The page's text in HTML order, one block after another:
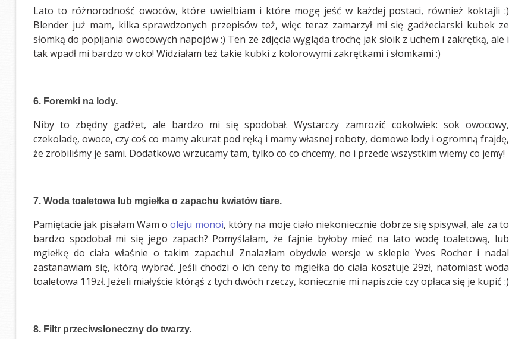
Lato to różnorodność owoców, które uwielbiam i które mogę jeść w każdej postaci, również koktajli :)
Blender już mam, kilka sprawdzonych przepisów też, więc teraz zamarzył mi się gadżeciarski kubek ze
słomką do popijania owocowych napojów :) Ten ze zdjęcia wygląda trochę jak słoik z uchem i zakrętką, ale i
tak wpadł mi bardzo w oko! Widziałam też takie kubki z kolorowymi zakrętkami i słomkami :)
6. Foremki na lody.
Niby to zbędny gadżet, ale bardzo mi się spodobał. Wystarczy zamrozić cokolwiek: sok owocowy,
czekoladę, owoce, czy coś co mamy akurat pod ręką i mamy własnej roboty, domowe lody i ogromną frajdę,
że zrobiliśmy je sami. Dodatkowo wrzucamy tam, tylko co co chcemy, no i przede wszystkim wiemy co jemy!
7. Woda toaletowa lub mgiełka o zapachu kwiatów tiare.
Pamiętacie jak pisałam Wam ooleju monoi, który na moje ciało niekoniecznie dobrze się spisywał, ale za to
bardzo spodobał mi się jego zapach? Pomyślałam, że fajnie byłoby mieć na lato wodę toaletową, lub
mgiełkę do ciała właśnie o takim zapachu! Znalazłam obydwie wersje w sklepie Yves Rocher i nadal
zastanawiam się, którą wybrać. Jeśli chodzi o ich ceny to mgiełka do ciała kosztuje 29zł, natomiast woda
toaletowa 119zł. Jeżeli miałyście którąś z tych dwóch rzeczy, koniecznie mi napiszcie czy opłaca się je kupić :)
8. Filtr przeciwsłoneczny do twarzy.